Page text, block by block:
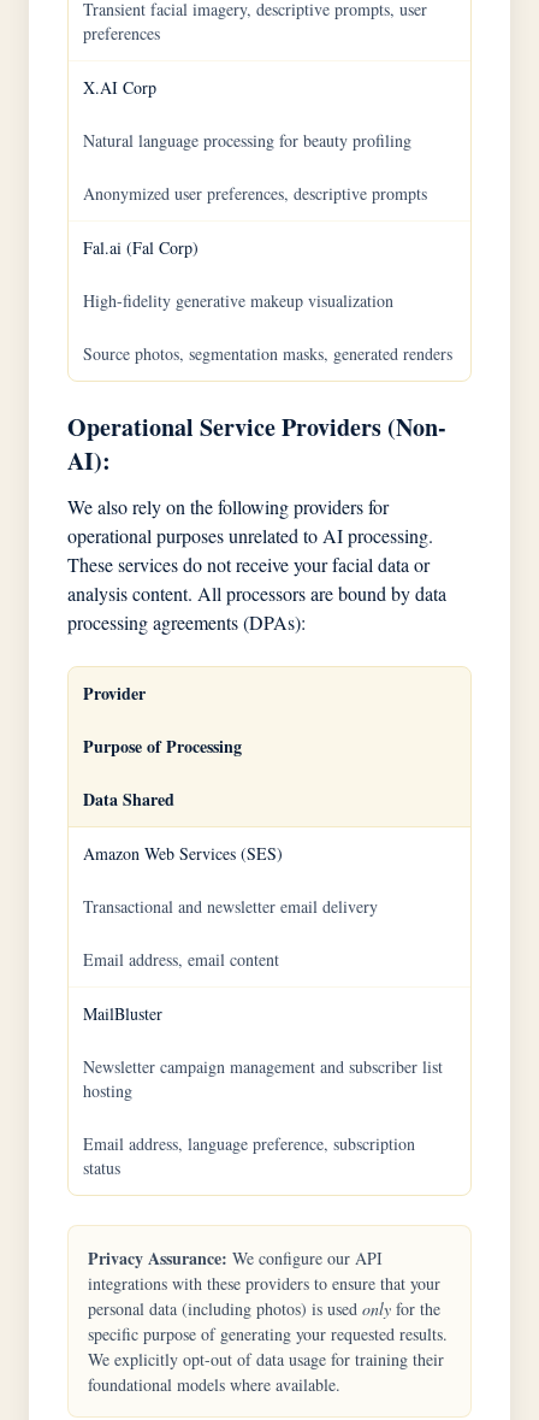
Transient facial imagery, descriptive prompts, user
preferences
X.AI Corp
Natural language processing for beauty profiling
Anonymized user preferences, descriptive prompts
Fal.ai (Fal Corp)
High-fidelity generative makeup visualization
Source photos, segmentation masks, generated renders
Operational Service Providers (Non-
AI):
We also rely on the following providers for
operational purposes unrelated to AI processing.
These services do not receive your facial data or
analysis content. All processors are bound by data
processing agreements (DPAs):
Provider
Purpose of Processing
Data Shared
Amazon Web Services (SES)
Transactional and newsletter email delivery
Email address, email content
MailBluster
Newsletter campaign management and subscriber list
hosting
Email address, language preference, subscription
status
Privacy Assurance: We configure our API
integrations with these providers to ensure that your
personal data (including photos) is used only for the
specific purpose of generating your requested results.
We explicitly opt-out of data usage for training their
foundational models where available.